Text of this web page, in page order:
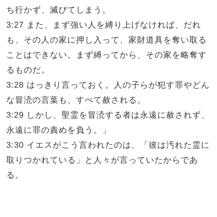
ち行かず、滅びてしまう。
3:27 また、まず強い人を縛り上げなければ、だれ
も、その人の家に押し入って、家財道具を奪い取る
ことはできない。まず縛ってから、その家を略奪す
るものだ。
3:28 はっきり言っておく。人の子らが犯す罪やどん
な冒涜の言葉も、すべて赦される。
3:29 しかし、聖霊を冒涜する者は永遠に赦されず、
永遠に罪の責めを負う。」
3:30 イエスがこう言われたのは、「彼は汚れた霊に
取りつかれている」と人々が言っていたからであ
る。